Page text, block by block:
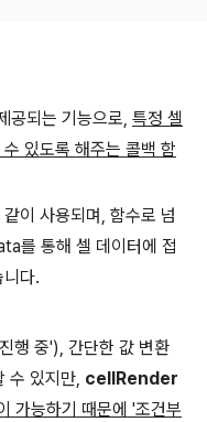
공되는 기능으로, 특정 셀
있도록 해주는 콜백 함
이 사용되며, 함수로 넘
를 통해 셀 데이터에 접
다.
행 중'), 간단한 값 변환
수 있지만, cellRender
가능하기 때문에 '조건부